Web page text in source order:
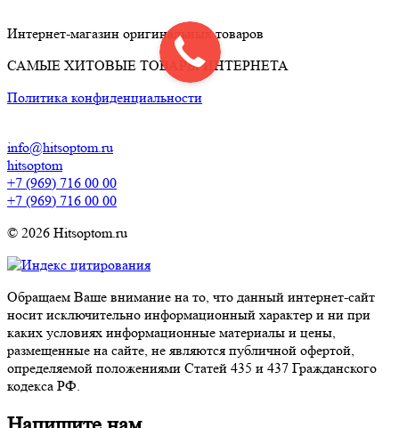
Интернет-магазин оригинальных товаров
САМЫЕ ХИТОВЫЕ ТОВАРЫ ИНТЕРНЕТА
Политика конфиденциальности
info@hitsoptom.ru
hitsoptom
+7 (969) 716 00 00
+7 (969) 716 00 00
© 2026 Hitsoptom.ru
Обращаем Ваше внимание на то, что данный интернет-сайт
носит исключительно информационный характер и ни при
каких условиях информационные материалы и цены,
размещенные на сайте, не являются публичной офертой,
определяемой положениями Статей 435 и 437 Гражданского
кодекса РФ.